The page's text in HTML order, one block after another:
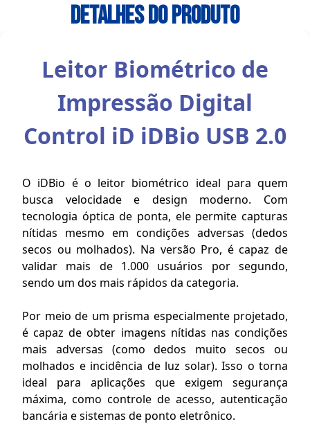
Detalhes do Produto
Leitor Biométrico de
Impressão Digital
Control iD iDBio USB 2.0
O iDBio é o leitor biométrico ideal para quem
busca velocidade e design moderno. Com
tecnologia óptica de ponta, ele permite capturas
nítidas mesmo em condições adversas (dedos
secos ou molhados). Na versão Pro, é capaz de
validar mais de 1.000 usuários por segundo,
sendo um dos mais rápidos da categoria.
Por meio de um prisma especialmente projetado,
é capaz de obter imagens nítidas nas condições
mais adversas (como dedos muito secos ou
molhados e incidência de luz solar). Isso o torna
ideal para aplicações que exigem segurança
máxima, como controle de acesso, autenticação
bancária e sistemas de ponto eletrônico.